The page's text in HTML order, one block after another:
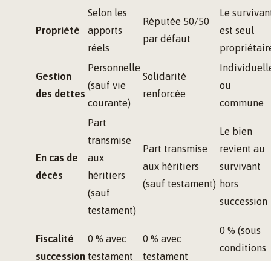
Propriété
Selon les
apports
réels
Réputée 50/50
par défaut
Le
est seul
Gestion
des dettes
Personnelle
(sauf vie
courante)
Solidarité
renforcée
ou
commune
En cas de
décès
Part
transmise
aux
héritiers
(sauf
testament)
Part transmise
aux héritiers
(sauf testament)
Le bien
revient au
survivant
hors
succession
Fiscalité
succession
0 % avec
testament
0 % avec
testament
0 % (sous
conditions